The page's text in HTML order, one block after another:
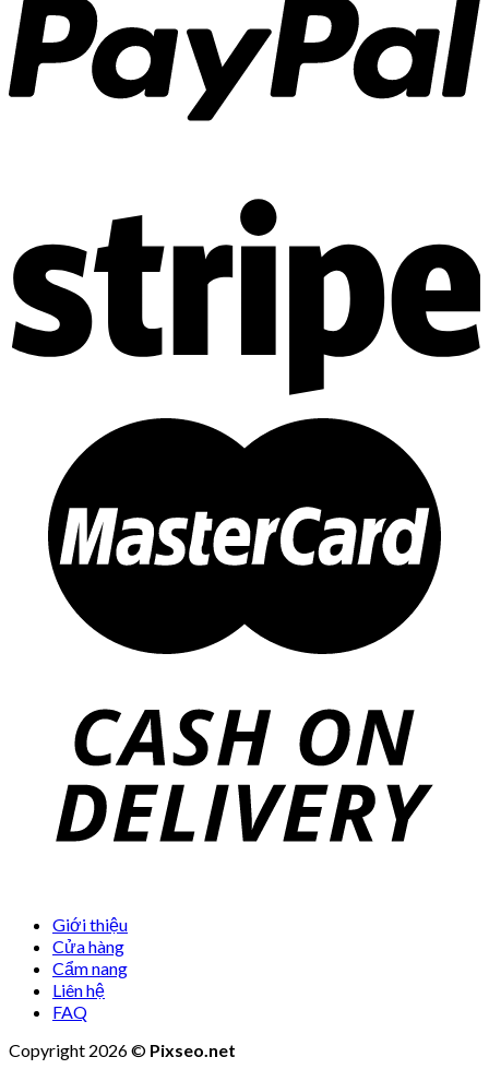
Giới thiệu
Cửa hàng
Cẩm nang
Liên hệ
FAQ
Copyright 2026 © Pixseo.net